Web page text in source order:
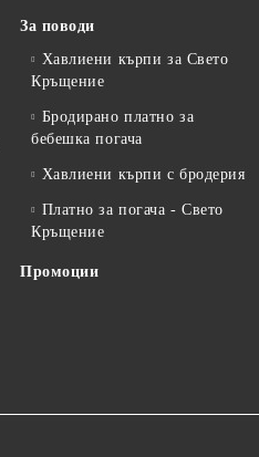
За поводи
Хавлиени кърпи за Свето
Кръщение
Бродирано платно за
бебешка погача
Хавлиени кърпи с бродерия
Платно за погача - Свето
Кръщение
Промоции